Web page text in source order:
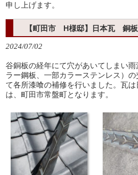
申し上げます。
【町田市 H様邸】日本瓦 銅板
2024/07/02
谷銅板の経年にて穴があいてしまい
ラー鋼板、一部カラーステンレス）
て各所漆喰の補修を行いました。瓦
は、町田市常盤町となります。